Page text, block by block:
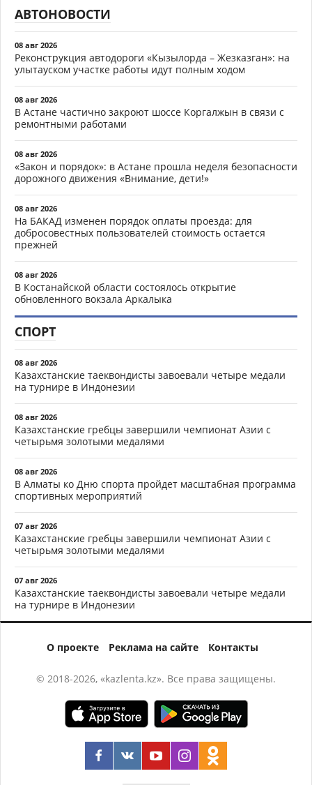
АВТОНОВОСТИ
08 авг 2026
Реконструкция автодороги «Кызылорда – Жезказган»: на
улытауском участке работы идут полным ходом
08 авг 2026
В Астане частично закроют шоссе Коргалжын в связи с
ремонтными работами
08 авг 2026
«Закон и порядок»: в Астане прошла неделя безопасности
дорожного движения «Внимание, дети!»
08 авг 2026
На БАКАД изменен порядок оплаты проезда: для
добросовестных пользователей стоимость остается
прежней
08 авг 2026
В Костанайской области состоялось открытие
обновленного вокзала Аркалыка
СПОРТ
08 авг 2026
Казахстанские таеквондисты завоевали четыре медали
на турнире в Индонезии
08 авг 2026
Казахстанские гребцы завершили чемпионат Азии с
четырьмя золотыми медалями
08 авг 2026
В Алматы ко Дню спорта пройдет масштабная программа
спортивных мероприятий
07 авг 2026
Казахстанские гребцы завершили чемпионат Азии с
четырьмя золотыми медалями
07 авг 2026
Казахстанские таеквондисты завоевали четыре медали
на турнире в Индонезии
О проекте Реклама на сайте Контакты
© 2018-2026, «kazlenta.kz». Все права защищены.